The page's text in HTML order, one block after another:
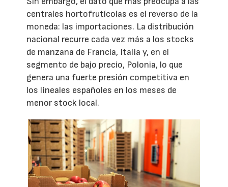
centrales hortofrutícolas es el reverso de la
moneda: las importaciones. La distribución
nacional recurre cada vez más a los stocks
de manzana de Francia, Italia y, en el
segmento de bajo precio, Polonia, lo que
genera una fuerte presión competitiva en
los lineales españoles en los meses de
menor stock local.